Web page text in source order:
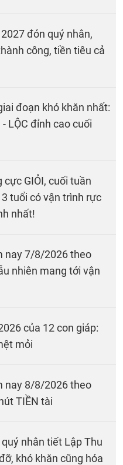
đón quý nhân,
công, tiền tiêu cả
đoạn khó khăn nhất:
LỘC đỉnh cao cuối
GIỎI, cuối tuần
tuổi có vận trình rực
nhất!
nay 7/8/2026 theo
nhiên mang tới vận
của 12 con giáp:
mỏi
nay 8/8/2026 theo
TIỀN tài
nhân tiết Lập Thu
khó khăn cũng hóa